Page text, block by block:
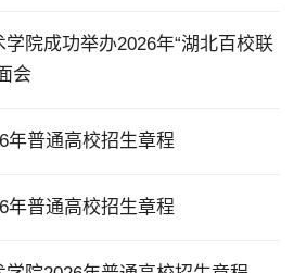
院成功举办2026年“湖北百校联
会
年普通高校招生章程
年普通高校招生章程